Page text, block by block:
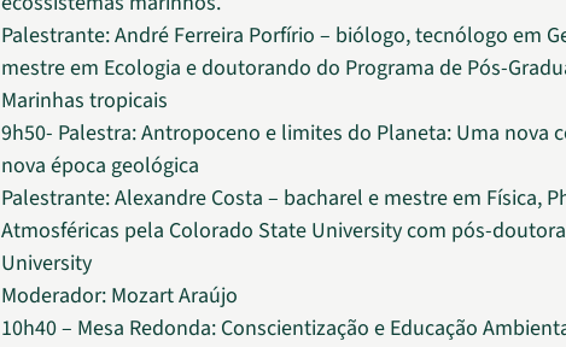
Palestrante: André Ferreira Porfírio – biólogo, tecnólogo em
mestre em Ecologia e doutorando do Programa de Pós-
Marinhas tropicais
9h50- Palestra: Antropoceno e limites do Planeta: Uma nova
nova época geológica
Palestrante: Alexandre Costa – bacharel e mestre em Física,
Atmosféricas pela Colorado State University com pós-
University
Moderador: Mozart Araújo
10h40 – Mesa Redonda: Conscientização e Educação